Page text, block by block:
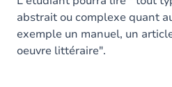
abstrait ou complexe quant
exemple un manuel, un
oeuvre littéraire".